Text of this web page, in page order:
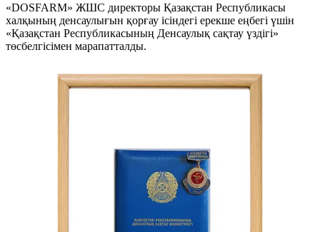
«DOSFARM» ЖШС директоры Қазақстан Республикасы
халқының денсаулығын қорғау ісіндегі ерекше еңбегі үшін
«Қазақстан Республикасының Денсаулық сақтау үздігі»
төсбелгісімен марапатталды.